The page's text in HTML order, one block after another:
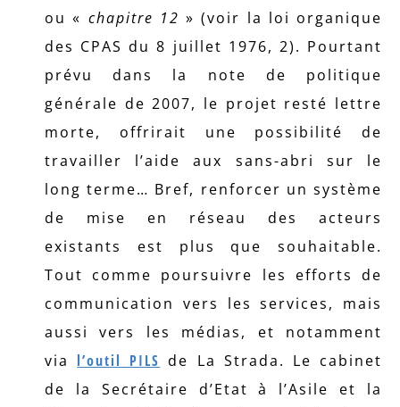
ou « chapitre 12 » (voir la loi organique
des CPAS du 8 juillet 1976, 2). Pourtant
prévu dans la note de politique
générale de 2007, le projet resté lettre
morte, offrirait une possibilité de
travailler l’aide aux sans-abri sur le
long terme… Bref, renforcer un système
de mise en réseau des acteurs
existants est plus que souhaitable.
Tout comme poursuivre les efforts de
communication vers les services, mais
aussi vers les médias, et notamment
via l’outil PILS de La Strada. Le cabinet
de la Secrétaire d’Etat à l’Asile et la